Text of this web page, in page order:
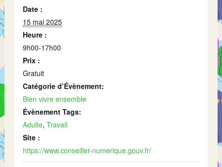
Date :
15 mai 2025
Heure :
9h00-17h00
Prix :
Gratuit
Catégorie d’Évènement:
Bien vivre ensemble
Évènement Tags:
Adulte,Travail
Site :
https://www.conseiller-numerique.gouv.fr/